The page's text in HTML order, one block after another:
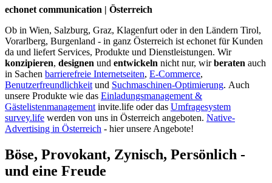
echonet communication | Österreich
Ob in Wien, Salzburg, Graz, Klagenfurt oder in den Ländern Tirol,
Vorarlberg, Burgenland - in ganz Österreich ist echonet für Kunden
da und liefert Services, Produkte und Dienstleistungen. Wir
konzipieren, designen und entwickeln nicht nur, wirberaten auch
in Sachen barrierefreie Internetseiten, E-Commerce,
Benutzerfreundlichkeit und Suchmaschinen-Optimierung. Auch
unsere Produkte wie das Einladungsmanagement &
Gästelistenmanagement invite.life oder das Umfragesystem
survey.life werden von uns in Österreich angeboten. Native-
Advertising in Österreich - hier unsere Angebote!
Böse, Provokant, Zynisch, Persönlich -
und eine Freude